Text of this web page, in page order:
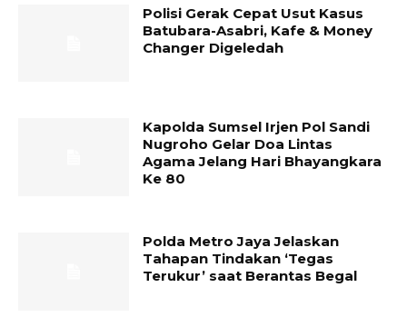
Polisi Gerak Cepat Usut Kasus
Batubara-Asabri, Kafe & Money
Changer Digeledah
Kapolda Sumsel Irjen Pol Sandi
Nugroho Gelar Doa Lintas
Agama Jelang Hari Bhayangkara
Ke 80
Polda Metro Jaya Jelaskan
Tahapan Tindakan ‘Tegas
Terukur’ saat Berantas Begal